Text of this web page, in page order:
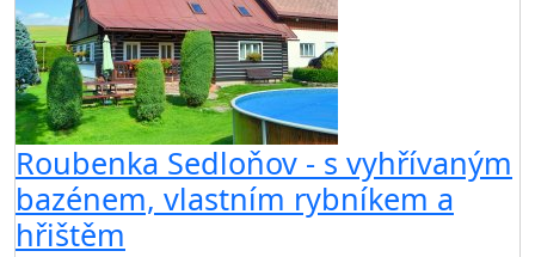
Roubenka Sedloňov - s vyhřívaným
bazénem, vlastním rybníkem a
hřištěm